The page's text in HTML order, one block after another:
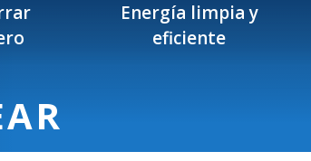
Energía limpia y
eficiente